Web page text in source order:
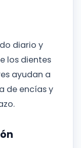
diario y
los dientes
ayudan a
de encías y